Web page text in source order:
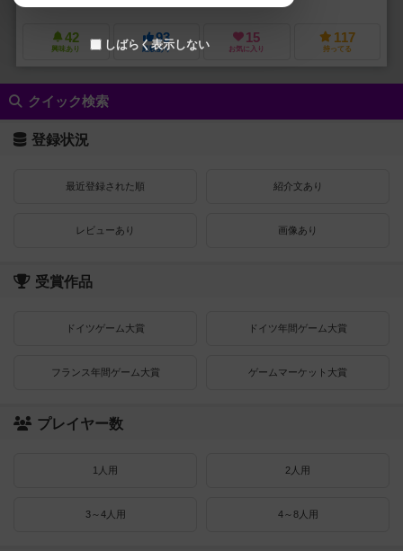
42
興味あり
93
経験あり
15
お気に入り
117
持ってる
クイック検索
登録状況
最近登録された順 紹介文あり
レビューあり 画像あり
受賞作品
ドイツゲーム大賞 ドイツ年間ゲーム大賞
フランス年間ゲーム大賞 ゲームマーケット大賞
プレイヤー数
1人用 2人用
3～4人用 4～8人用
しばらく表示しない